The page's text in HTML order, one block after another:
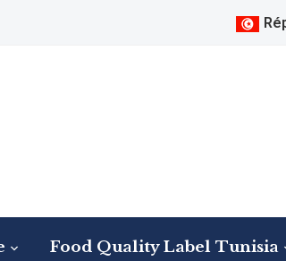
Food Quality Label Tunisia